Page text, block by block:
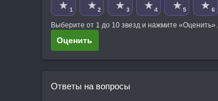
★ 1 ★ 2 ★ 3 ★ 4 ★ 5 ★ 6
Выберите от 1 до 10 звезд и нажмите «Оценить».
Оценить
Ответы на вопросы